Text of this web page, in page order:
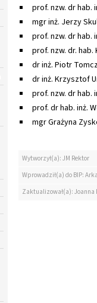
prof. nzw. dr hab.
mgr inż. Jerzy
prof. nzw. dr hab.
prof. nzw. dr.
dr inż. Piotr
dr inż. Krzysztof
prof. nzw. dr hab.
prof. dr hab. inż.
mgr Grażyna
Wytworzył(a): JM Rektor
Wprowadził(a) do BIP:
Zaktualizował(a):